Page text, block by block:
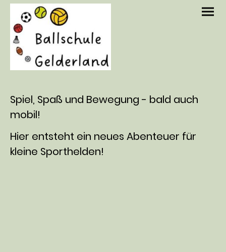
Spiel, Spaß und Bewegung - bald auch
mobil!
Hier entsteht ein neues Abenteuer für
kleine Sporthelden!